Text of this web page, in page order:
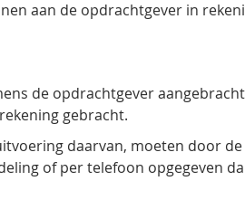
aan de opdrachtgever in
de opdrachtgever
gebracht.
daarvan, moeten door
of per telefoon opgegeven